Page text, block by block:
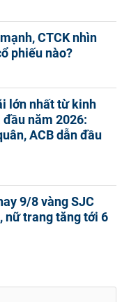
CTCK nhìn
phiếu nào?
lớn nhất từ kinh
năm 2026:
ACB dẫn đầu
9/8 vàng SJC
nữ trang tăng tới 6